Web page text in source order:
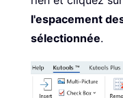
l'espacement
sélectionnée.